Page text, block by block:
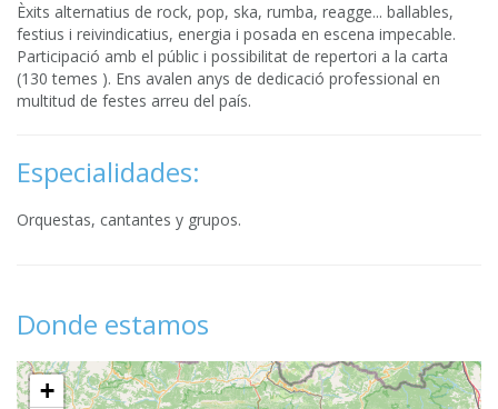
Èxits alternatius de rock, pop, ska, rumba, reagge... ballables,
festius i reivindicatius, energia i posada en escena impecable.
Participació amb el públic i possibilitat de repertori a la carta
(130 temes ). Ens avalen anys de dedicació professional en
multitud de festes arreu del país.
Especialidades:
Orquestas, cantantes y grupos.
Donde estamos
+